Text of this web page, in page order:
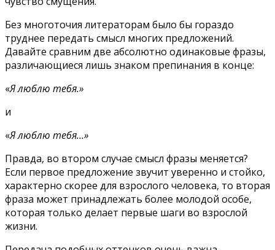
Без многоточия литераторам было бы гораздо
труднее передать смысл многих предложений.
Давайте сравним две абсолютно одинаковые фразы,
различающиеся лишь знаком препинания в конце:
«Я люблю тебя.»
и
«Я люблю тебя…»
Правда, во втором случае смысл фразы меняется?
Если первое предложение звучит уверенно и стойко,
характерно скорее для взрослого человека, то вторая
фраза может принадлежать более молодой особе,
которая только делает первые шаги во взрослой
жизни.